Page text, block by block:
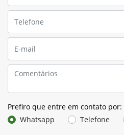
Prefiro que entre em contato por:
Whatsapp
Telefone